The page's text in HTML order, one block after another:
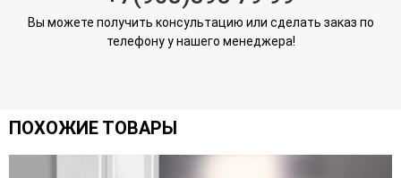
Вы можете получить консультацию или сделать заказ по
телефону у нашего менеджера!
ПОХОЖИЕ ТОВАРЫ